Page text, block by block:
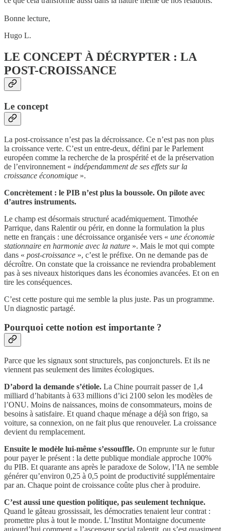
Bonne lecture,
Hugo L.
LE CONCEPT À DÉCRYPTER : LA
POST-CROISSANCE
Le concept
La post-croissance n’est pas la décroissance. Ce n’est pas non plus
la croissance verte. C’est un entre-deux, défini par le Parlement
européen comme la recherche de la prospérité et de la préservation
de l’environnement « indépendamment de ses effets sur la
croissance économique ».
Concrètement : le PIB n’est plus la boussole. On pilote avec
d’autres instruments.
Le champ est désormais structuré académiquement. Timothée
Parrique, dans Ralentir ou périr, en donne la formulation la plus
nette en français : une décroissance organisée vers « une économie
stationnaire en harmonie avec la nature ». Mais le mot qui compte
dans « post-croissance », c’est le préfixe. On ne demande pas de
décroître. On constate que la croissance ne reviendra probablement
pas à ses niveaux historiques dans les économies avancées. Et on en
tire les conséquences.
C’est cette posture qui me semble la plus juste. Pas un programme.
Un diagnostic partagé.
Pourquoi cette notion est importante ?
Parce que les signaux sont structurels, pas conjoncturels. Et ils ne
viennent pas seulement des limites écologiques.
D’abord la demande s’étiole. La Chine pourrait passer de 1,4
milliard d’habitants à 633 millions d’ici 2100 selon les modèles de
l’ONU. Moins de naissances, moins de consommateurs, moins de
besoins à satisfaire. Et quand chaque ménage a déjà son frigo, sa
voiture, sa connexion, on ne fait plus que renouveler. La croissance
devient du remplacement.
Ensuite le modèle lui-même s’essouffle. On emprunte sur le futur
pour payer le présent : la dette publique mondiale approche 100%
du PIB. Et quarante ans après le paradoxe de Solow, l’IA ne semble
générer qu’environ 0,25 à 0,5 point de productivité supplémentaire
par an. Chaque point de croissance coûte plus cher à produire.
C’est aussi une question politique, pas seulement technique.
Quand le gâteau grossissait, les démocraties tenaient leur contrat :
promettre plus à tout le monde. L’Institut Montaigne documente